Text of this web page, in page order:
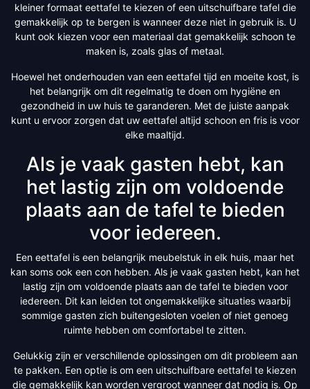
kleiner formaat eettafel te kiezen of een uitschuifbare tafel die
gemakkelijk op te bergen is wanneer deze niet in gebruik is. U
kunt ook kiezen voor een materiaal dat gemakkelijk schoon te
maken is, zoals glas of metaal.
Hoewel het onderhouden van een eettafel tijd en moeite kost, is
het belangrijk om dit regelmatig te doen om hygiëne en
gezondheid in uw huis te garanderen. Met de juiste aanpak
kunt u ervoor zorgen dat uw eettafel altijd schoon en fris is voor
elke maaltijd.
Als je vaak gasten hebt, kan
het lastig zijn om voldoende
plaats aan de tafel te bieden
voor iedereen.
Een eettafel is een belangrijk meubelstuk in elk huis, maar het
kan soms ook een con hebben. Als je vaak gasten hebt, kan het
lastig zijn om voldoende plaats aan de tafel te bieden voor
iedereen. Dit kan leiden tot ongemakkelijke situaties waarbij
sommige gasten zich buitengesloten voelen of niet genoeg
ruimte hebben om comfortabel te zitten.
Gelukkig zijn er verschillende oplossingen om dit probleem aan
te pakken. Een optie is om een uitschuifbare eettafel te kiezen
die gemakkelijk kan worden vergroot wanneer dat nodig is. Op